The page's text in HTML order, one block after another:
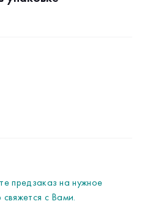
предзаказ на нужное
с Вами.